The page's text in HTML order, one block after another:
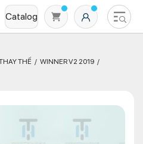
Catalog
THẾ
WINNER V2 2019